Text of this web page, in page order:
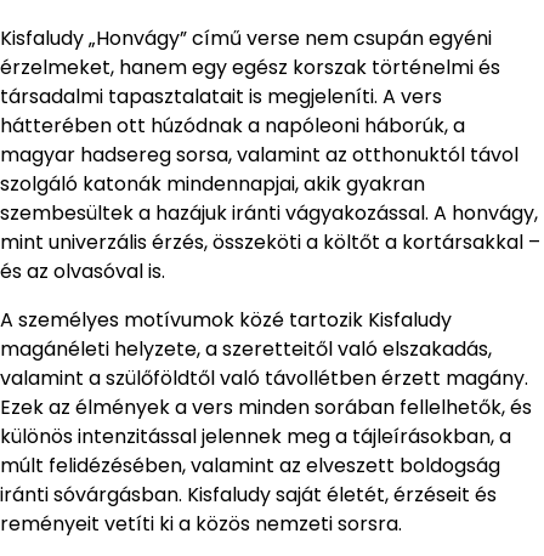
Kisfaludy „Honvágy” című verse nem csupán egyéni
érzelmeket, hanem egy egész korszak történelmi és
társadalmi tapasztalatait is megjeleníti. A vers
hátterében ott húzódnak a napóleoni háborúk, a
magyar hadsereg sorsa, valamint az otthonuktól távol
szolgáló katonák mindennapjai, akik gyakran
szembesültek a hazájuk iránti vágyakozással. A honvágy,
mint univerzális érzés, összeköti a költőt a kortársakkal –
és az olvasóval is.
A személyes motívumok közé tartozik Kisfaludy
magánéleti helyzete, a szeretteitől való elszakadás,
valamint a szülőföldtől való távollétben érzett magány.
Ezek az élmények a vers minden sorában fellelhetők, és
különös intenzitással jelennek meg a tájleírásokban, a
múlt felidézésében, valamint az elveszett boldogság
iránti sóvárgásban. Kisfaludy saját életét, érzéseit és
reményeit vetíti ki a közös nemzeti sorsra.